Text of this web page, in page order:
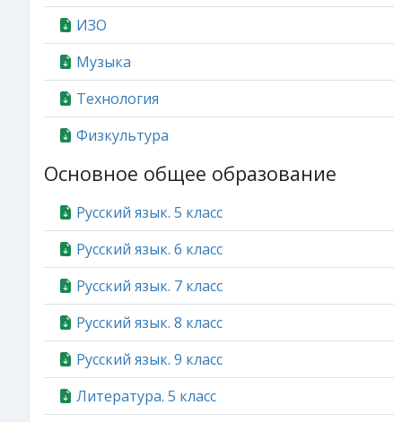
ИЗО
Музыка
Технология
Физкультура
Основное общее образование
Русский язык. 5 класс
Русский язык. 6 класс
Русский язык. 7 класс
Русский язык. 8 класс
Русский язык. 9 класс
Литература. 5 класс